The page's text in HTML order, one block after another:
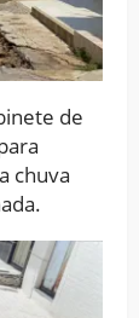
de
chuva